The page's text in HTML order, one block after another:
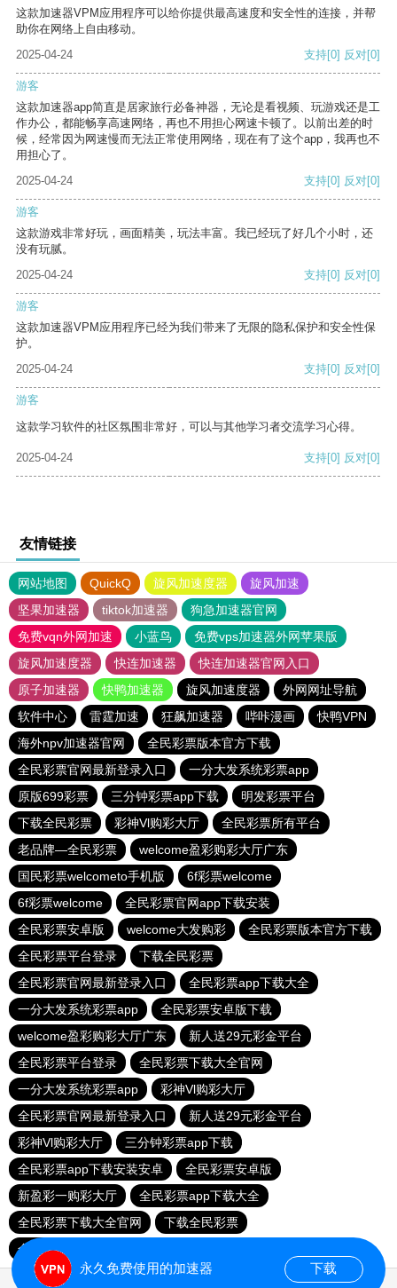
这款加速器VPM应用程序可以给你提供最高速度和安全性的连接，并帮
助你在网络上自由移动。
2025-04-24
支持[0] 反对[0]
游客
这款加速器app简直是居家旅行必备神器，无论是看视频、玩游戏还是工
作办公，都能畅享高速网络，再也不用担心网速卡顿了。以前出差的时
候，经常因为网速慢而无法正常使用网络，现在有了这个app，我再也不
用担心了。
2025-04-24
支持[0] 反对[0]
游客
这款游戏非常好玩，画面精美，玩法丰富。我已经玩了好几个小时，还
没有玩腻。
2025-04-24
支持[0] 反对[0]
游客
这款加速器VPM应用程序已经为我们带来了无限的隐私保护和安全性保
护。
2025-04-24
支持[0] 反对[0]
游客
这款学习软件的社区氛围非常好，可以与其他学习者交流学习心得。
2025-04-24 支持[0] 反对[0]
友情链接
网站地图 QuickQ 旋风加速度器
旋风加速
坚果加速器
tiktok加速器
狗急加速器官网
免费vqn外网加速
小蓝鸟
免费vps加速器外网苹果版
旋风加速度器
快连加速器
快连加速器官网入口
原子加速器
快鸭加速器 旋风加速度器
外网网址导航
软件中心
雷霆加速 狂飙加速器 哔咔漫画
快鸭VPN
海外npv加速器官网
全民彩票版本官方下载
全民彩票官网最新登录入口
一分大发系统彩票app
原版699彩票
三分钟彩票app下载
明发彩票平台
下载全民彩票
彩神Vl购彩大厅
全民彩票所有平台
老品牌—全民彩票
welcome盈彩购彩大厅广东
国民彩票welcometo手机版
6f彩票welcome
6f彩票welcome
全民彩票官网app下载安装
全民彩票安卓版
welcome大发购彩
全民彩票版本官方下载
全民彩票平台登录
下载全民彩票
全民彩票官网最新登录入口
全民彩票app下载大全
一分大发系统彩票app
全民彩票安卓版下载
welcome盈彩购彩大厅广东
新人送29元彩金平台
全民彩票平台登录
全民彩票下载大全官网
一分大发系统彩票app
彩神Vl购彩大厅
全民彩票官网最新登录入口
新人送29元彩金平台
彩神Vl购彩大厅
三分钟彩票app下载
全民彩票app下载安装安卓
全民彩票安卓版
新盈彩一购彩大厅
全民彩票app下载大全
全民彩票下载大全官网
下载全民彩票
全民彩票app下载安装安卓
永久免费使用的加速器 下载